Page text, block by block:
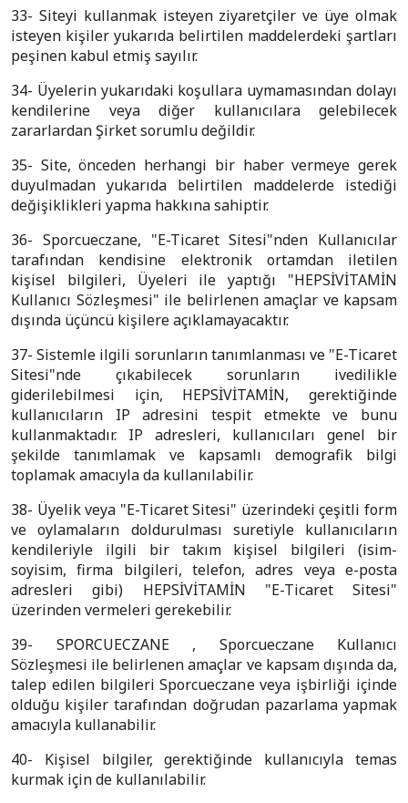
33- Siteyi kullanmak isteyen ziyaretçiler ve üye olmak
isteyen kişiler yukarıda belirtilen maddelerdeki şartları
peşinen kabul etmiş sayılır.
34- Üyelerin yukarıdaki koşullara uymamasından dolayı
kendilerine veya diğer kullanıcılara gelebilecek
zararlardan Şirket sorumlu değildir.
35- Site, önceden herhangi bir haber vermeye gerek
duyulmadan yukarıda belirtilen maddelerde istediği
değişiklikleri yapma hakkına sahiptir.
36- Sporcueczane, "E-Ticaret Sitesi"nden Kullanıcılar
tarafından kendisine elektronik ortamdan iletilen
kişisel bilgileri, Üyeleri ile yaptığı "HEPSİVİTAMİN
Kullanıcı Sözleşmesi" ile belirlenen amaçlar ve kapsam
dışında üçüncü kişilere açıklamayacaktır.
37- Sistemle ilgili sorunların tanımlanması ve "E-Ticaret
Sitesi"nde çıkabilecek sorunların ivedilikle
giderilebilmesi için, HEPSİVİTAMİN, gerektiğinde
kullanıcıların IP adresini tespit etmekte ve bunu
kullanmaktadır. IP adresleri, kullanıcıları genel bir
şekilde tanımlamak ve kapsamlı demografik bilgi
toplamak amacıyla da kullanılabilir.
38- Üyelik veya "E-Ticaret Sitesi" üzerindeki çeşitli form
ve oylamaların doldurulması suretiyle kullanıcıların
kendileriyle ilgili bir takım kişisel bilgileri (isim-
soyisim, firma bilgileri, telefon, adres veya e-posta
adresleri gibi) HEPSİVİTAMİN "E-Ticaret Sitesi"
üzerinden vermeleri gerekebilir.
39- SPORCUECZANE , Sporcueczane Kullanıcı
Sözleşmesi ile belirlenen amaçlar ve kapsam dışında da,
talep edilen bilgileri Sporcueczane veya işbirliği içinde
olduğu kişiler tarafından doğrudan pazarlama yapmak
amacıyla kullanabilir.
40- Kişisel bilgiler, gerektiğinde kullanıcıyla temas
kurmak için de kullanılabilir.